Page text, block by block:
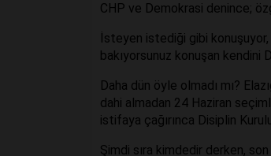
CHP ve Demokrasi denince;
İsteyen istediği gibi konuşuyor,
bakıyorsunuz konuşan kendini
Daha dün öyle olmadı mı?
dahi almadan 24 Haziran
istifaya çağırınca Disiplin
Şimdi sıra kimdedir derken,